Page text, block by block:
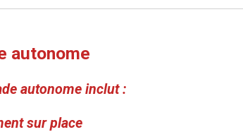
autonome
autonome inclut :
sur place